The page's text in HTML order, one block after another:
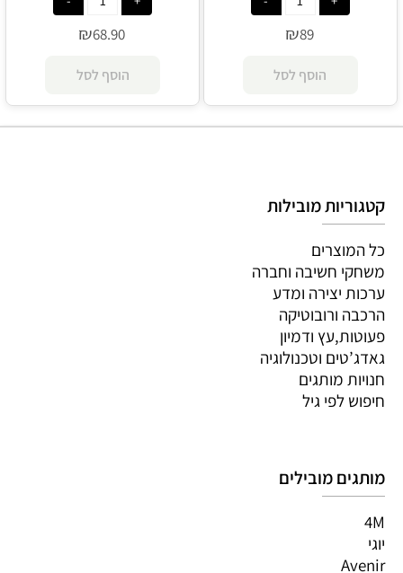
₪89
הוסף לסל
₪68.90
הוסף לסל
קטגוריות מובילות
כל המוצרים
משחקי חשיבה וחברה
ערכות יצירה ומדע
הרכבה ורובוטיקה
פעוטות,עץ ודמיון
גאדג’טים וטכנולוגיה
חנויות מותגים
חיפוש לפי גיל
מותגים מובילים
4M
יוגי
Avenir